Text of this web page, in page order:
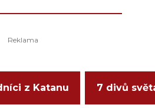
z Katanu 7 divů